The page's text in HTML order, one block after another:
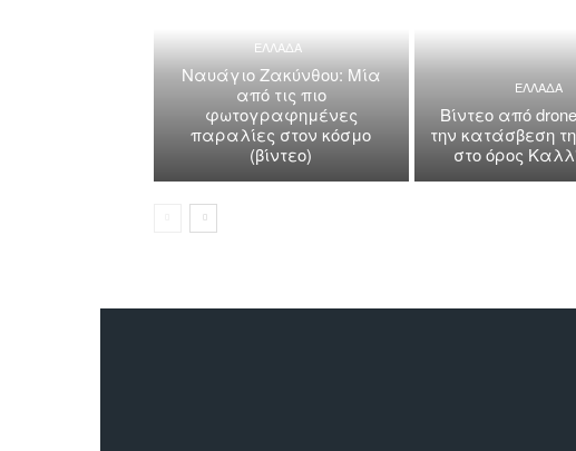
ΕΛΛΑΔΑ
Ναυάγιο Ζακύνθου: Μία
από τις πιο
φωτογραφημένες
παραλίες στον κόσμο
(βίντεο)
ΕΛΛΑΔΑ
Βίντεο από
την κατάσβεση
στο όρος